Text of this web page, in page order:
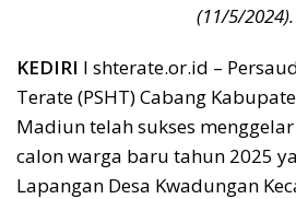
(11/5/2024).
KEDIRI I shterate.or.id –
Terate (PSHT) Cabang
Madiun telah sukses
calon warga baru tahun 2025
Lapangan Desa Kwadungan